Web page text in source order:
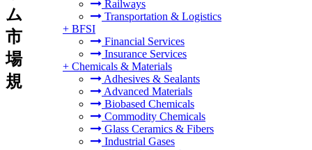
Railways
Transportation & Logistics
+ BFSI
Financial Services
Insurance Services
+ Chemicals & Materials
Adhesives & Sealants
Advanced Materials
Biobased Chemicals
Commodity Chemicals
Glass Ceramics & Fibers
Industrial Gases
ム
市
場
規